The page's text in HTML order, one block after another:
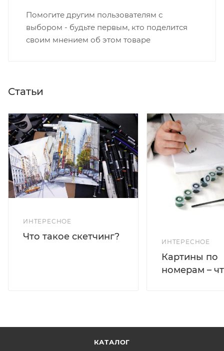
Помогите другим пользователям с
выбором - будьте первым, кто поделится
своим мнением об этом товаре
Статьи
ИНТЕРЕСНОЕ
Что такое скетчинг?
ИНТЕРЕСНОЕ
Картины по
номерам –
КАТАЛОГ